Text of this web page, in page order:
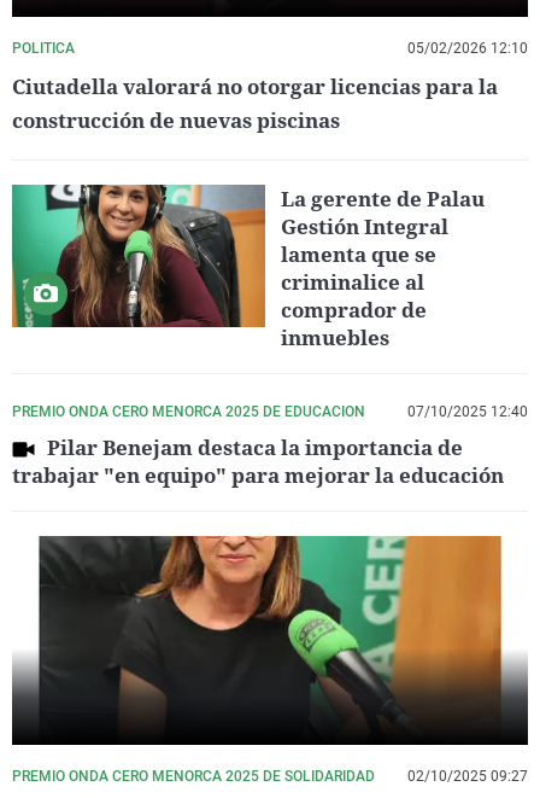
POLITICA 05/02/2026 12:10
Ciutadella valorará no otorgar licencias para la
construcción de nuevas piscinas
La gerente de Palau
Gestión Integral
lamenta que se
criminalice al
comprador de
inmuebles
PREMIO ONDA CERO MENORCA 2025 DE EDUCACION 07/10/2025 12:40
Pilar Benejam destaca la importancia de
trabajar "en equipo" para mejorar la educación
PREMIO ONDA CERO MENORCA 2025 DE SOLIDARIDAD 02/10/2025 09:27